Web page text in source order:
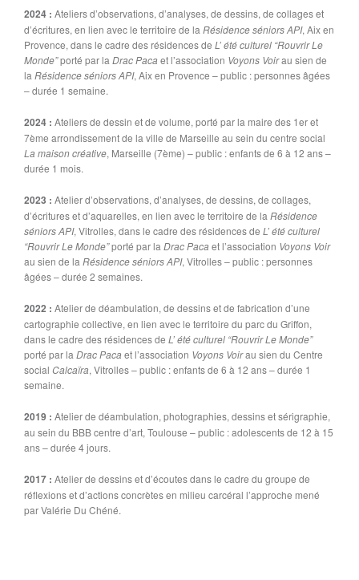
2024 : Ateliers d’observations, d’analyses, de dessins, de collages et
d’écritures, en lien avec le territoire de la Résidence séniors API, Aix en
Provence, dans le cadre des résidences de L’ été culturel “Rouvrir Le
Monde”porté par la Drac Paca et l’association Voyons Voirau sien de
la Résidence séniors API, Aix en Provence – public : personnes âgées
– durée 1 semaine.
2024 : Ateliers de dessin et de volume, porté par la maire des 1er et
7ème arrondissement de la ville de Marseille au sein du centre social
La maison créative, Marseille (7ème) – public : enfants de 6 à 12 ans –
durée 1 mois.
2023 : Atelier d’observations, d’analyses, de dessins, de collages,
d’écritures et d’aquarelles, en lien avec le territoire de la Résidence
séniors API, Vitrolles, dans le cadre des résidences de L’ été culturel
“Rouvrir Le Monde”porté par la Drac Paca et l’association Voyons Voir
au sien de la Résidence séniors API, Vitrolles – public : personnes
âgées – durée 2 semaines.
2022 : Atelier de déambulation, de dessins et de fabrication d’une
cartographie collective, en lien avec le territoire du parc du Griffon,
dans le cadre des résidences de L’ été culturel “Rouvrir Le Monde”
porté par la Drac Paca et l’association Voyons Voirau sien du Centre
social Calcaïra, Vitrolles – public : enfants de 6 à 12 ans – durée 1
semaine.
2019 : Atelier de déambulation, photographies, dessins et sérigraphie,
au sein du BBB centre d’art, Toulouse – public : adolescents de 12 à 15
ans – durée 4 jours.
2017 : Atelier de dessins et d’écoutes dans le cadre du groupe de
réflexions et d’actions concrètes en milieu carcéral l’approche mené
par Valérie Du Chéné.